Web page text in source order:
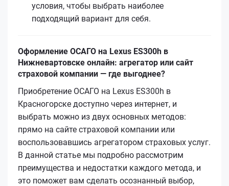
условия, чтобы выбрать наиболее
подходящий вариант для себя.
Оформление ОСАГО на Lexus ES300h в
Нижневартовске онлайн: агрегатор или сайт
страховой компании — где выгоднее?
Приобретение ОСАГО на Lexus ES300h в
Красногорске доступно через интернет, и
выбрать можно из двух основных методов:
прямо на сайте страховой компании или
воспользовавшись агрегатором страховых услуг.
В данной статье мы подробно рассмотрим
преимущества и недостатки каждого метода, и
это поможет вам сделать осознанный выбор,